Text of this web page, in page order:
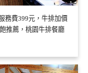
務費399元，牛排加價
推薦，桃園牛排餐廳